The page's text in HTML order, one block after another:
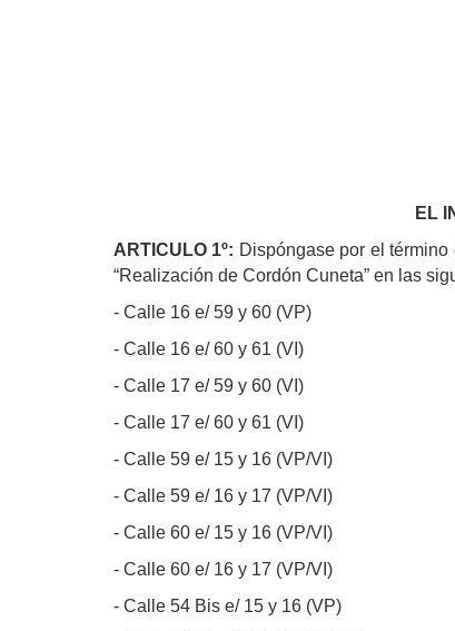
EL
ARTICULO 1º: Dispóngase por el
“Realización de Cordón Cuneta” en las
- Calle 16 e/ 59 y 60 (VP)
- Calle 16 e/ 60 y 61 (VI)
- Calle 17 e/ 59 y 60 (VI)
- Calle 17 e/ 60 y 61 (VI)
- Calle 59 e/ 15 y 16 (VP/VI)
- Calle 59 e/ 16 y 17 (VP/VI)
- Calle 60 e/ 15 y 16 (VP/VI)
- Calle 60 e/ 16 y 17 (VP/VI)
- Calle 54 Bis e/ 15 y 16 (VP)